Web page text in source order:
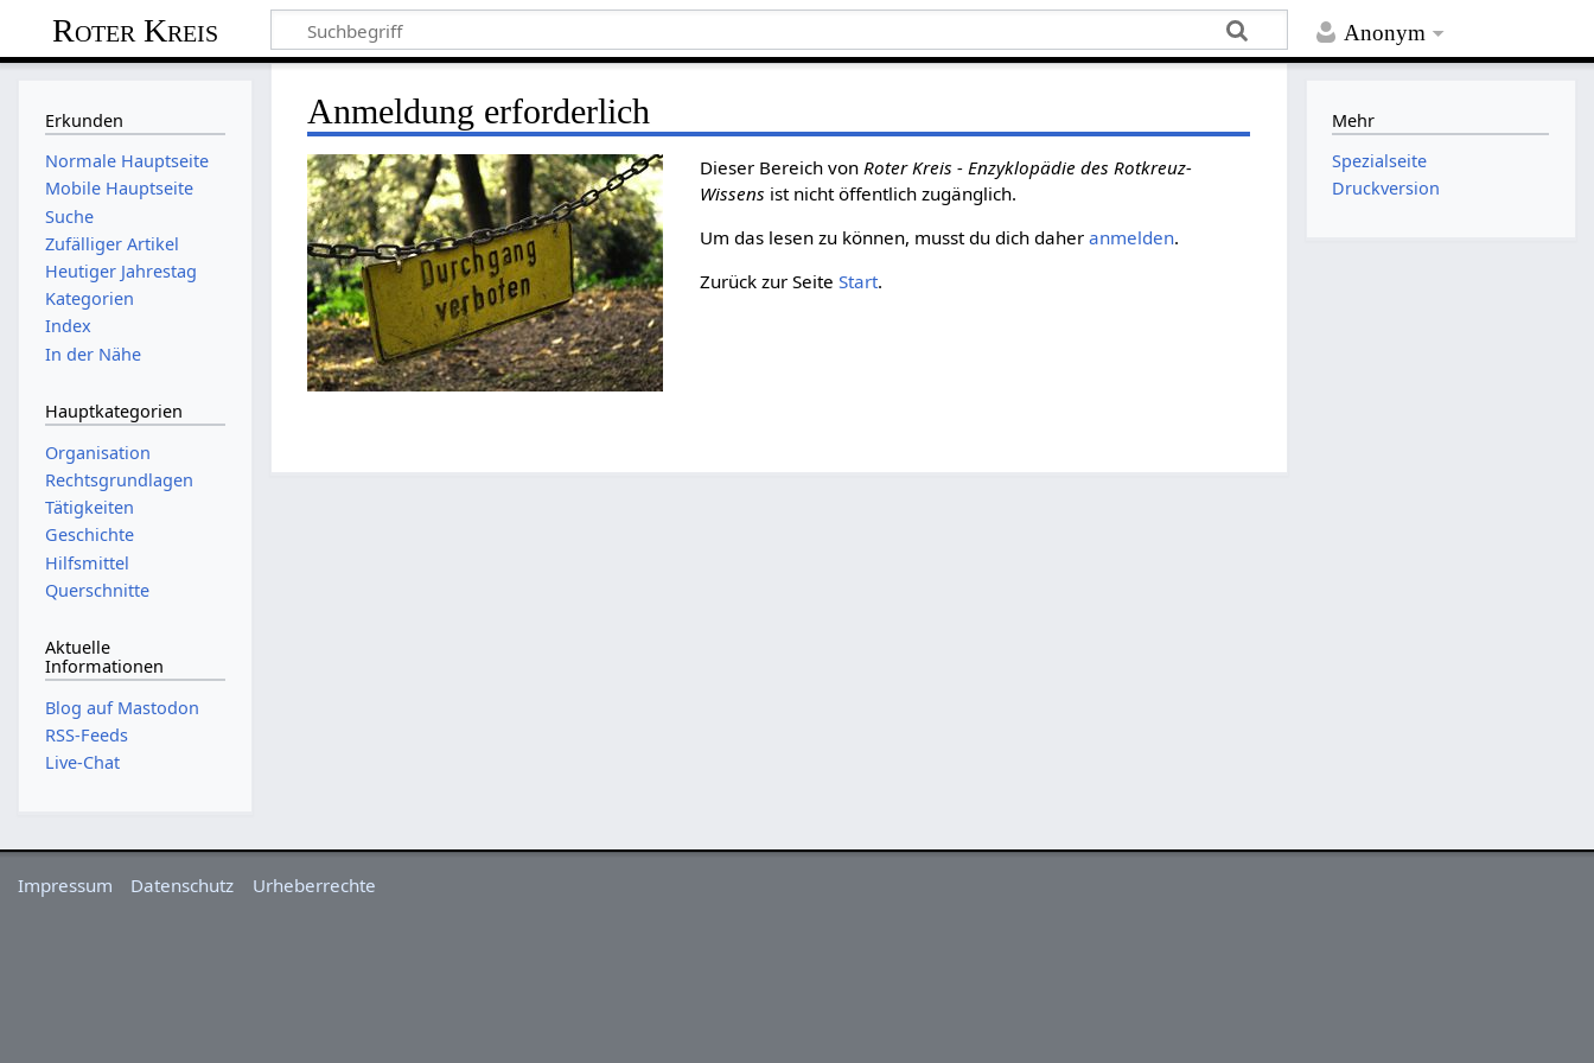
Anonym
Roter Kreis
Anmeldung erforderlich
Dieser Bereich von Roter Kreis - Enzyklopädie des Rotkreuz-
Wissens ist nicht öffentlich zugänglich.
Um das lesen zu können, musst du dich daher anmelden.
Zurück zur Seite Start.
Erkunden
Normale Hauptseite
Mobile Hauptseite
Suche
Zufälliger Artikel
Heutiger Jahrestag
Kategorien
Index
In der Nähe
Hauptkategorien
Organisation
Rechtsgrundlagen
Tätigkeiten
Geschichte
Hilfsmittel
Querschnitte
Aktuelle
Informationen
Blog auf Mastodon
RSS-Feeds
Live-Chat
Mehr
Spezialseite
Druckversion
Impressum Datenschutz Urheberrechte